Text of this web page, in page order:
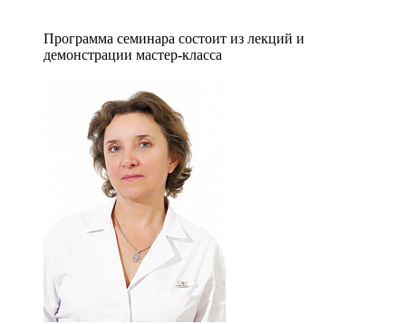
Программа семинара состоит из лекций и
демонстрации мастер-класса